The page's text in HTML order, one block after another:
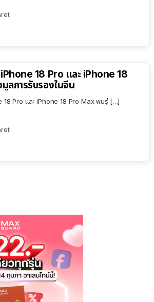
18 Pro และ iPhone 18
ลการรับรองในจีน
18 Pro และ iPhone 18 Pro Max พบรุ่ […]